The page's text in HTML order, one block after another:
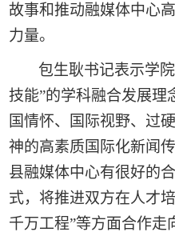
故事和推动融媒体中心
力量。
包生耿书记表示学
技能”的学科融合发展理
国情怀、国际视野、过
神的高素质国际化新闻
县融媒体中心有很好的
式，将推进双方在人才
千万工程”等方面合作走